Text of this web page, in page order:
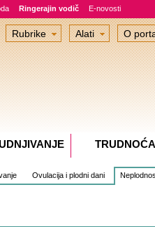
Ringerajin vodič E-novosti
Ovulacija i plodni dani
Rubrike Alati O
TRUDNOĆA